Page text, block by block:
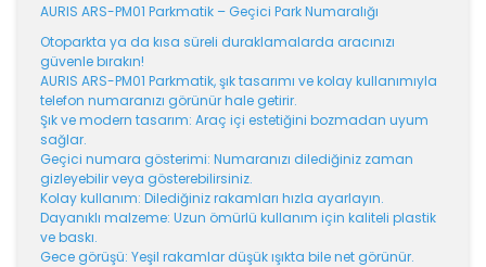
AURIS ARS-PM01 Parkmatik – Geçici Park Numaralığı
Otoparkta ya da kısa süreli duraklamalarda aracınızı
güvenle bırakın!
AURIS ARS-PM01 Parkmatik, şık tasarımı ve kolay kullanımıyla
telefon numaranızı görünür hale getirir.
Şık ve modern tasarım: Araç içi estetiğini bozmadan uyum
sağlar.
Geçici numara gösterimi: Numaranızı dilediğiniz zaman
gizleyebilir veya gösterebilirsiniz.
Kolay kullanım: Dilediğiniz rakamları hızla ayarlayın.
Dayanıklı malzeme: Uzun ömürlü kullanım için kaliteli plastik
ve baskı.
Gece görüşü: Yeşil rakamlar düşük ışıkta bile net görünür.